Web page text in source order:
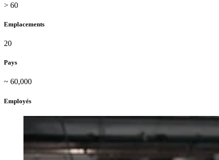
> 60
Emplacements
20
Pays
~ 60,000
Employés